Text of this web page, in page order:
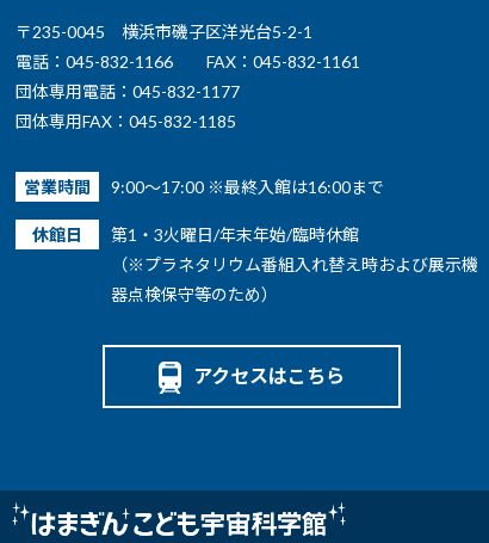
〒235-0045 横浜市磯子区洋光台5-2-1
電話：045-832-1166
FAX：045-832-1161
団体専用電話：045-832-1177
団体専用FAX：045-832-1185
営業時間 9:00～17:00 ※最終入館は16:00まで
休館日
第1・3火曜日/年末年始/臨時休館
（※プラネタリウム番組入れ替え時および展示機
器点検保守等のため）
アクセスはこちら